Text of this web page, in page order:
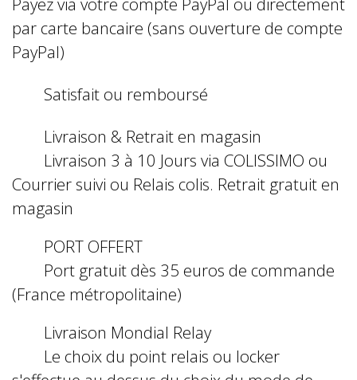
par carte bancaire (sans ouverture de compte
PayPal)
Satisfait ou remboursé
Livraison & Retrait en magasin
Livraison 3 à 10 Jours via COLISSIMO ou
Courrier suivi ou Relais colis. Retrait gratuit en
magasin
PORT OFFERT
Port gratuit dès 35 euros de commande
(France métropolitaine)
Livraison Mondial Relay
Le choix du point relais ou locker